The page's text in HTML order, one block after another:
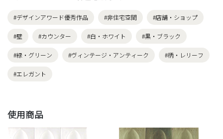
#デザインアワード優秀作品 #非住宅空間 #店舗・ショップ
#壁 #カウンター #白・ホワイト #黒・ブラック
#緑・グリーン #ヴィンテージ・アンティーク #柄・レリーフ
#エレガント
使用商品